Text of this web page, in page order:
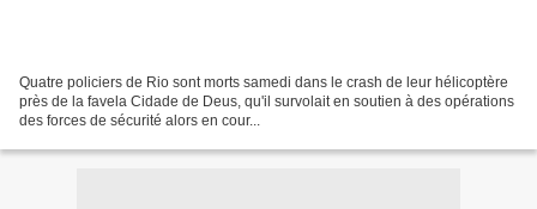
Quatre policiers de Rio sont morts samedi dans le crash de leur hélicoptère
près de la favela Cidade de Deus, qu'il survolait en soutien à des opérations
des forces de sécurité alors en cour...